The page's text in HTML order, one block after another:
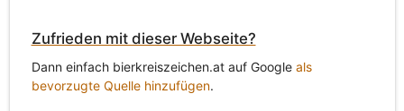
Zufrieden mit dieser Webseite?
Dann einfach bierkreiszeichen.at auf Google als
bevorzugte Quelle hinzufügen.